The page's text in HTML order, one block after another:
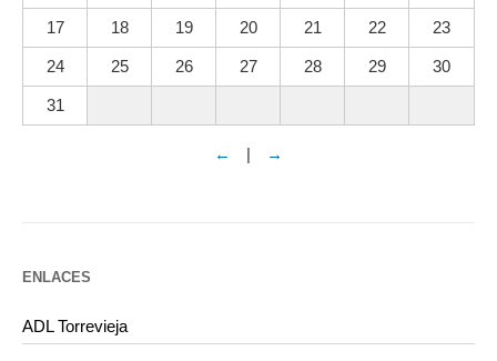
17 18 19 20 21 22 23
24 25 26 27 28 29 30
31
← →
ENLACES
ADL Torrevieja